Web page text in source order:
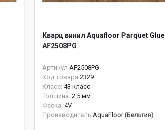
Кварц винил Aquafloor Parquet Glue
AF2508PG
Артикул AF2508PG
Код товара 2329
Класс: 43 класс
Толщина: 2.5 мм
Фаска: 4V
Производитель AquaFloor (Бельгия)